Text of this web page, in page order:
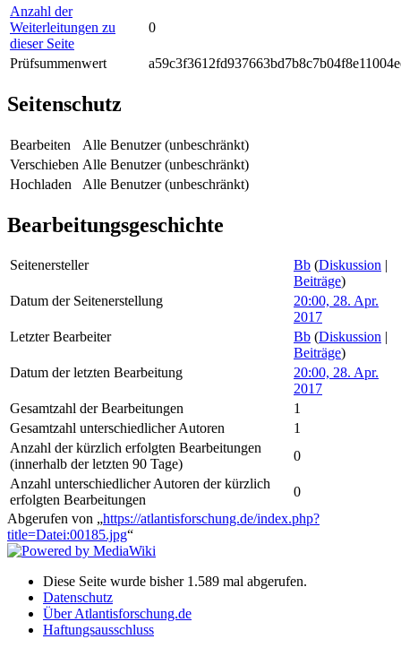
Anzahl der
Weiterleitungen zu
dieser Seite
0
Prüfsummenwert
Seitenschutz
Bearbeiten
Alle Benutzer (unbeschränkt)
Verschieben Alle Benutzer (unbeschränkt)
Hochladen
Alle Benutzer (unbeschränkt)
Bearbeitungsgeschichte
Seitenersteller Bb (Diskussion
Beiträge)
Datum der Seitenerstellung
20:00, 28. Apr.
2017
Letzter Bearbeiter
Bb (Diskussion
Beiträge)
Datum der letzten Bearbeitung
20:00, 28. Apr.
2017
Gesamtzahl der Bearbeitungen
1
Gesamtzahl unterschiedlicher Autoren
1
Anzahl der kürzlich erfolgten Bearbeitungen
(innerhalb der letzten 90 Tage)
0
Anzahl unterschiedlicher Autoren der kürzlich
erfolgten Bearbeitungen
0
Abgerufen von „https://atlantisforschung.de/index.php?
title=Datei:00185.jpg“
Diese Seite wurde bisher 1.589 mal abgerufen.
Datenschutz
Über Atlantisforschung.de
Haftungsausschluss